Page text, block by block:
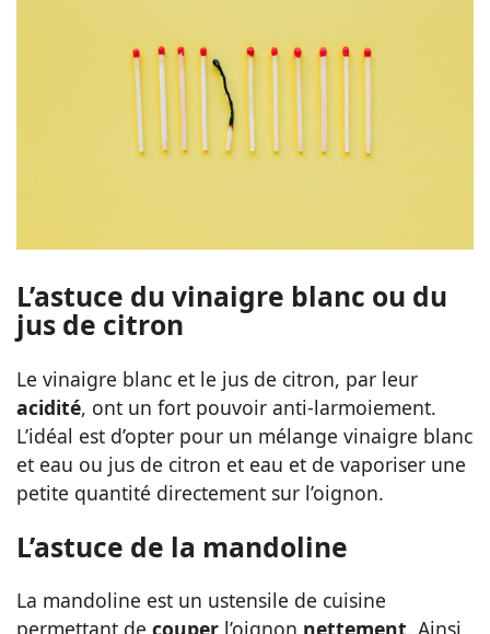
L’astuce du vinaigre blanc ou du
jus de citron
Le vinaigre blanc et le jus de citron, par leur
acidité, ont un fort pouvoir anti-larmoiement.
L’idéal est d’opter pour un mélange vinaigre blanc
et eau ou jus de citron et eau et de vaporiser une
petite quantité directement sur l’oignon.
L’astuce de la mandoline
La mandoline est un ustensile de cuisine